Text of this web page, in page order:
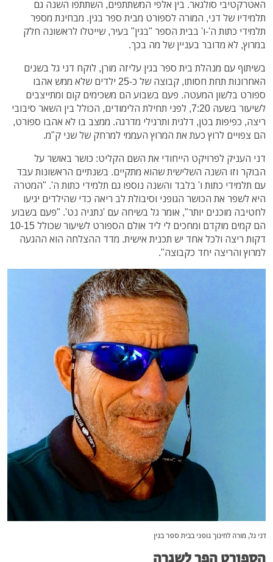
האטרקטיבי סולגאר. בין אלפי המשתתפים, השתתפו השנה גם
תלמידיו של דני, המורה לספורט מבית ספר בגין. מבחינת מספר
תלמידי כתות ה'-ו' בבית הספר "בגין" בעיר, שייטלו לראשונה חלק
במרוץ, לא מדובר בעניין של מה בכך.
בשיתוף עם מנהלת בית ספר בגין עליזה מורן, לוקח דני גל בשנים
האחרונות תחת חסותו, קבוצה של כ-25 ילדים שלא ממש אהבו
ספורט בלשון המעטה. פעם בשבוע הם משכימים קום ומתייצבים
לשיעור בשעה 7:20, לפני תחילת הלימודים, הכולל בין השאר סיבובי
ריצה, כפיפות בטן, דלגית ותרגילי מדרגה. ממצב בו לא אהבו ספורט,
הם צפויים לרוץ כעת את המרוץ העממי למרחק של שני ק"מ.
דני העניק לפרויקט הייחודי את השם הקליט: כושר באושר על
הבוקר וזו השנה השלישית שהוא מתקיים. בשנתיים הראשונות עבד
עם תלמידי כתות ו' בלבד והשנה נוספו גם תלמידי כתות ה'. "המטרה
היא לשפר את הכושר הגופני וסיבולת לב ריאה כדי שהילדים יגיעו
לחטיבה מוכנים יותר", אומר גל בשיחה עם 'נתניה נט'. "פעם בשבוע
הם קמים מוקדם ומחכים לי ליד אולם הספורט לשיעור שכולל 10-15
דקות ריצה ולכל אחד יש תכנית אישית. מדד ההצלחה הוא ההגעה
למרוץ והריצה יחד כקבוצה".
דני גל, מורה לחינוך גופני בבית ספר בגין